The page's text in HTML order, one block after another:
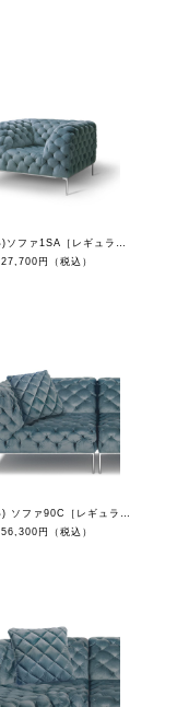
集(つどい)ソファ1SA［レギュラーカラー］
円（税込）
集(つどい) ソファ90C［レギュラーカラー］
円（税込）